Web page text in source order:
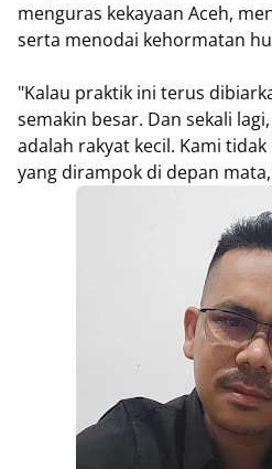
menguras kekayaan Aceh,
serta menodai kehormatan
"Kalau praktik ini terus
semakin besar. Dan sekali
adalah rakyat kecil. Kami
yang dirampok di depan